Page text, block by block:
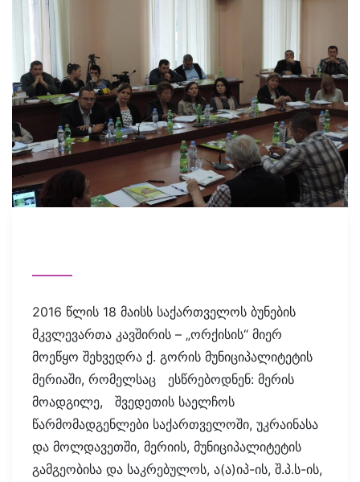
2016 წლის 18 მაისს საქართველოს ბუნების
მკვლევართა კავშირის – „ორქისის“ მიერ
მოეწყო შეხვედრა ქ. გორის მუნიციპალიტეტის
მერიაში, რომელსაც ესწრებოდნენ: მერის
მოადგილე, შვედეთის საელჩოს
წარმომადგენლები საქართველოში, უკრაინასა
და მოლდავეთში, მერიის, მუნიციპალიტეტის
გამგეობისა და საკრებულოს, ა(ა)იპ-ის, შ.პ.ს-ის,